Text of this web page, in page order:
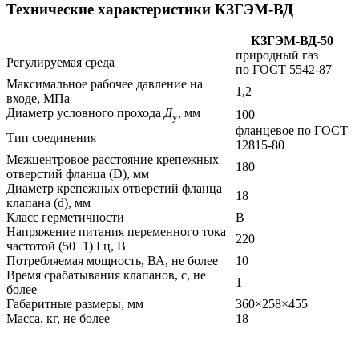
Технические характеристики КЗГЭМ-ВД
КЗГЭМ-ВД-50
Регулируемая среда
природный газ
по ГОСТ 5542-87
Максимальное рабочее давление на
входе, МПа
1,2
Диаметр условного прохода Ду, мм
100
Тип соединения
фланцевое по ГОСТ
12815-80
Межцентровое расстояние крепежных
отверстий фланца (D), мм
180
Диаметр крепежных отверстий фланца
клапана (d), мм
18
Класс герметичности
В
Напряжение питания переменного тока
частотой (50±1) Гц, В
220
Потребляемая мощность, ВА, не более
10
Время срабатывания клапанов, с, не
более
1
Габаритные размеры, мм
360×258×455
Масса, кг, не более
18